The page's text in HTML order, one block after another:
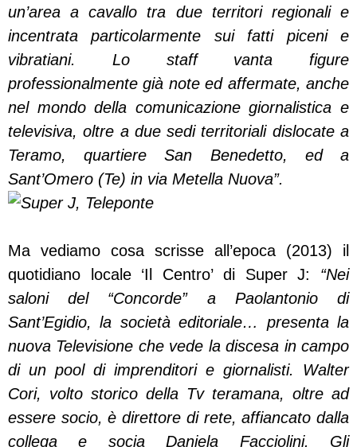
un’area a cavallo tra due territori regionali e
incentrata particolarmente sui fatti piceni e
vibratiani. Lo staff vanta figure
professionalmente già note ed affermate, anche
nel mondo della comunicazione giornalistica e
televisiva, oltre a due sedi territoriali dislocate a
Teramo, quartiere San Benedetto, ed a
Sant’Omero (Te) in via Metella Nuova”.
Ma vediamo cosa scrisse all’epoca (2013) il
quotidiano locale ‘Il Centro’ di Super J: “Nei
saloni del “Concorde” a Paolantonio di
Sant’Egidio, la società editoriale… presenta la
nuova Televisione che vede la discesa in campo
di un pool di imprenditori e giornalisti. Walter
Cori, volto storico della Tv teramana, oltre ad
essere socio, è direttore di rete, affiancato dalla
collega e socia Daniela Facciolini. Gli